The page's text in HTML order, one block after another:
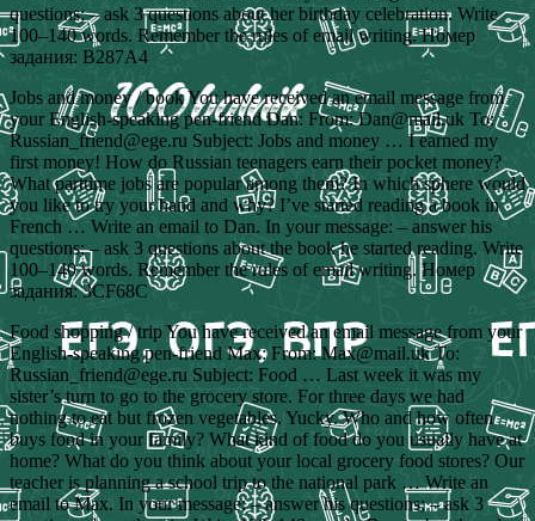
questions; – ask 3 questions about her birthday celebration. Write
100–140 words. Remember the rules of email writing. Номер
задания: B287A4
Jobs and money / book You have received an email message from
your English-speaking pen-friend Dan: From: Dan@mail.uk To:
Russian_friend@ege.ru Subject: Jobs and money … I earned my
first money! How do Russian teenagers earn their pocket money?
What parttime jobs are popular among them? In which sphere would
you like to try your hand and why? I’ve started reading a book in
French … Write an email to Dan. In your message: – answer his
questions; – ask 3 questions about the book he started reading. Write
100–140 words. Remember the rules of email writing. Номер
задания: 3CF68C
Food shopping / trip You have received an email message from your
English-speaking pen-friend Max: From: Max@mail.uk To:
Russian_friend@ege.ru Subject: Food … Last week it was my
sister’s turn to go to the grocery store. For three days we had
nothing to eat but frozen vegetables. Yucky. Who and how often
buys food in your family? What kind of food do you usually have at
home? What do you think about your local grocery food stores? Our
teacher is planning a school trip to the national park … Write an
email to Max. In your message: – answer his questions; – ask 3